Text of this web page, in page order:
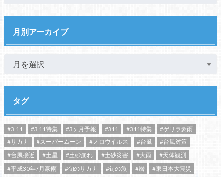
月別アーカイブ
タグ
#3.11 #3.11特集 #3ヶ月予報 #311 #311特集
#ゲリラ豪雨
#サカナ
#スーパームーン #ノロウイルス #台風
#台風対策
#台風接近
#土星 #土砂崩れ #土砂災害 #大雨
#天体観測
#平成30年7月豪雨
#旬のサカナ #旬の魚 #暦
#東日本大震災